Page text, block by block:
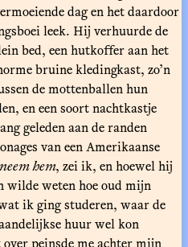
dag en het daardoor
leek. Hij verhuurde de
bed, een hutkoffer aan het
bruine kledingkast, zo’n
de mottenballen hun
en een soort nachtkastje
geleden aan de randen
van een Amerikaanse
hem, zei ik, en hoewel hij
wilde weten hoe oud mijn
ik ging studeren, waar de
huur wel kon
peinsde me achter mijn